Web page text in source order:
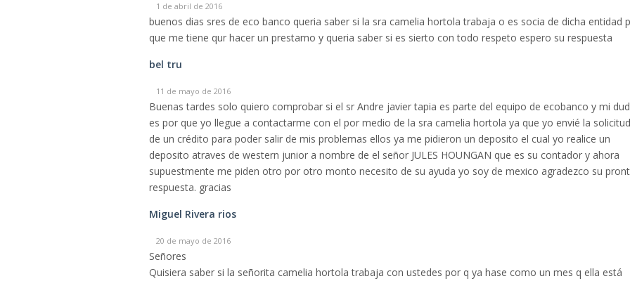
1 de abril de 2016
buenos dias sres de eco banco queria saber si la sra camelia hortola trabaja o es socia de dicha entidad
que me tiene qur hacer un prestamo y queria saber si es sierto con todo respeto espero su respuesta
bel tru
11 de mayo de 2016
Buenas tardes solo quiero comprobar si el sr Andre javier tapia es parte del equipo de ecobanco y mi
es por que yo llegue a contactarme con el por medio de la sra camelia hortola ya que yo envié la solicitud
de un crédito para poder salir de mis problemas ellos ya me pidieron un deposito el cual yo realice un
deposito atraves de western junior a nombre de el señor JULES HOUNGAN que es su contador y ahora
supuestmente me piden otro por otro monto necesito de su ayuda yo soy de mexico agradezco su
respuesta. gracias
Miguel Rivera rios
20 de mayo de 2016
Señores
Quisiera saber si la señorita camelia hortola trabaja con ustedes por q ya hase como un mes q ella está